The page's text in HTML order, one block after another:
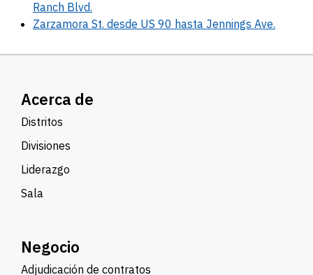
Ranch Blvd.
Zarzamora St. desde US 90 hasta Jennings Ave.
Acerca de
Distritos
Divisiones
Liderazgo
Sala
Negocio
Adjudicación de contratos